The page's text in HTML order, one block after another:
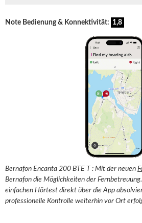
Note Bedienung & Konnektivität: 1,8
Bernafon Encanta 200 BTE T : Mit der neuen
Bernafon die Möglichkeiten der
einfachen Hörtest direkt über die App
professionelle Kontrolle weiterhin vor Ort